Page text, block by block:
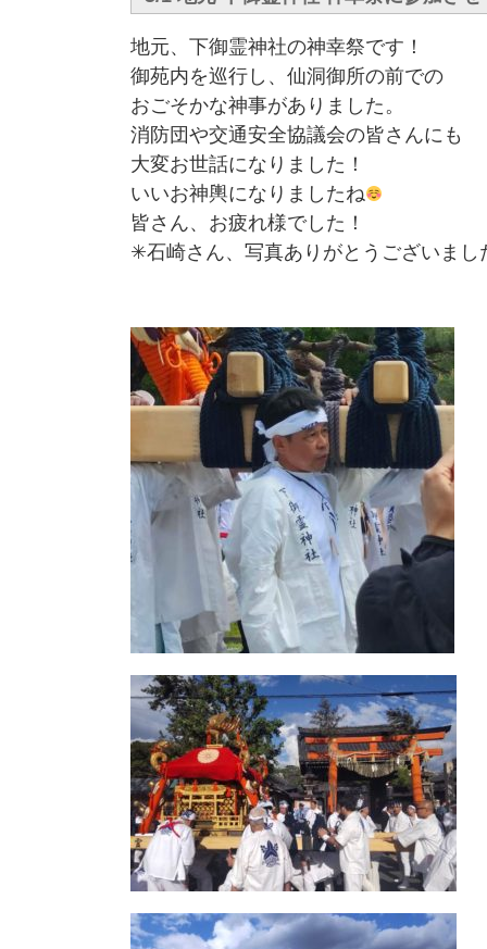
地元、下御霊神社の神幸祭です！
御苑内を巡行し、仙洞御所の前での
おごそかな神事がありました。
消防団や交通安全協議会の皆さんにも
大変お世話になりました！
いいお神輿になりましたね
皆さん、お疲れ様でした！
✳︎石崎さん、写真ありがとうございまし